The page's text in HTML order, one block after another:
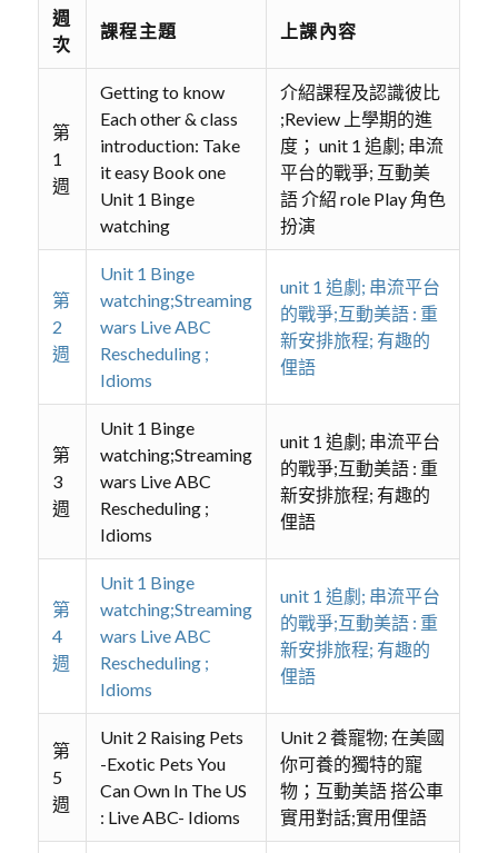
週
次
課程主題 上課內容
第
1
週
Getting to know
Each other & class
introduction: Take
it easy Book one
Unit 1 Binge
watching
介紹課程及認識彼比
;Review 上學期的進
度； unit 1 追劇; 串流
平台的戰爭; 互動美
語 介紹 role Play 角色
扮演
第
2
週
Unit 1 Binge
watching;Streaming
wars Live ABC
Rescheduling ;
Idioms
unit 1 追劇; 串流平台
的戰爭;互動美語 : 重
新安排旅程; 有趣的
俚語
第
3
週
Unit 1 Binge
watching;Streaming
wars Live ABC
Rescheduling ;
Idioms
unit 1 追劇; 串流平台
的戰爭;互動美語 : 重
新安排旅程; 有趣的
俚語
第
4
週
Unit 1 Binge
watching;Streaming
wars Live ABC
Rescheduling ;
Idioms
unit 1 追劇; 串流平台
的戰爭;互動美語 : 重
新安排旅程; 有趣的
俚語
第
5
週
Unit 2 Raising Pets
-Exotic Pets You
Can Own In The US
: Live ABC- Idioms
Unit 2 養寵物; 在美國
你可養的獨特的寵
物；互動美語 搭公車
實用對話;實用俚語